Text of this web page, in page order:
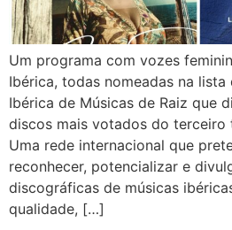
Um programa com vozes
Ibérica, todas nomeadas na lista
Ibérica de Músicas de Raiz que
discos mais votados do terceiro
Uma rede internacional que
reconhecer, potencializar e
discográficas de músicas
qualidade, […]